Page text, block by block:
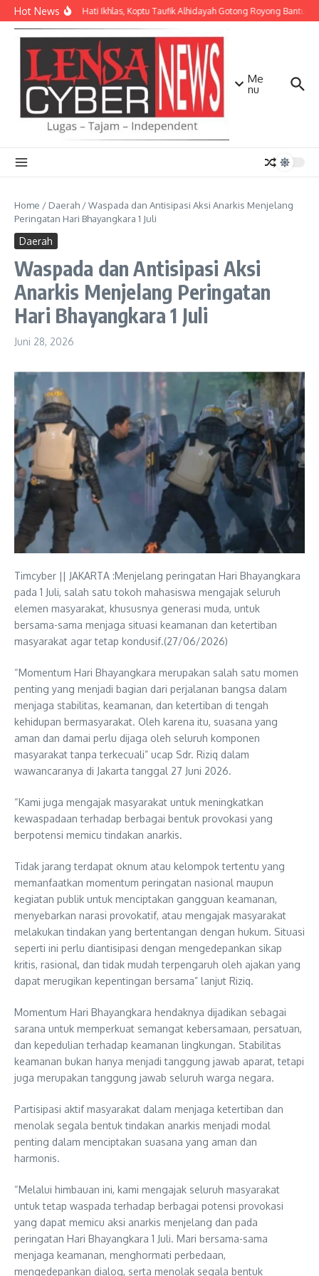
Lewati ke konten
Hot NewsDengan Hati Ikhlas, Koptu Taufik Alhidayah Gotong Royong Bantu
Me
nu
Home / Daerah /Waspada dan Antisipasi Aksi Anarkis Menjelang
Peringatan Hari Bhayangkara 1 Juli
Daerah
Waspada dan Antisipasi Aksi
Anarkis Menjelang Peringatan
Hari Bhayangkara 1 Juli
Juni 28, 2026
Timcyber || JAKARTA :Menjelang peringatan Hari Bhayangkara
pada 1 Juli, salah satu tokoh mahasiswa mengajak seluruh
elemen masyarakat, khususnya generasi muda, untuk
bersama-sama menjaga situasi keamanan dan ketertiban
masyarakat agar tetap kondusif.(27/06/2026)
“Momentum Hari Bhayangkara merupakan salah satu momen
penting yang menjadi bagian dari perjalanan bangsa dalam
menjaga stabilitas, keamanan, dan ketertiban di tengah
kehidupan bermasyarakat. Oleh karena itu, suasana yang
aman dan damai perlu dijaga oleh seluruh komponen
masyarakat tanpa terkecuali” ucap Sdr. Riziq dalam
wawancaranya di Jakarta tanggal 27 Juni 2026.
“Kami juga mengajak masyarakat untuk meningkatkan
kewaspadaan terhadap berbagai bentuk provokasi yang
berpotensi memicu tindakan anarkis.
Tidak jarang terdapat oknum atau kelompok tertentu yang
memanfaatkan momentum peringatan nasional maupun
kegiatan publik untuk menciptakan gangguan keamanan,
menyebarkan narasi provokatif, atau mengajak masyarakat
melakukan tindakan yang bertentangan dengan hukum. Situasi
seperti ini perlu diantisipasi dengan mengedepankan sikap
kritis, rasional, dan tidak mudah terpengaruh oleh ajakan yang
dapat merugikan kepentingan bersama” lanjut Riziq.
Momentum Hari Bhayangkara hendaknya dijadikan sebagai
sarana untuk memperkuat semangat kebersamaan, persatuan,
dan kepedulian terhadap keamanan lingkungan. Stabilitas
keamanan bukan hanya menjadi tanggung jawab aparat, tetapi
juga merupakan tanggung jawab seluruh warga negara.
Partisipasi aktif masyarakat dalam menjaga ketertiban dan
menolak segala bentuk tindakan anarkis menjadi modal
penting dalam menciptakan suasana yang aman dan
harmonis.
“Melalui himbauan ini, kami mengajak seluruh masyarakat
untuk tetap waspada terhadap berbagai potensi provokasi
yang dapat memicu aksi anarkis menjelang dan pada
peringatan Hari Bhayangkara 1 Juli. Mari bersama-sama
menjaga keamanan, menghormati perbedaan,
mengedepankan dialog, serta menolak segala bentuk